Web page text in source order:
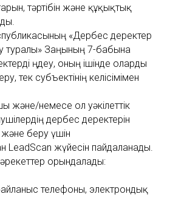
тәртібін және құқықтық
«Дербес деректер
туралы» Заңының 7-бабына
өңдеу, оның ішінде оларды
тек субъектінің келісімімен
және/немесе ол уәкілеттік
дербес деректерін
және беру үшін
LeadScan жүйесін пайдаланады.
орындалады:
байланыс телефоны, электрондық